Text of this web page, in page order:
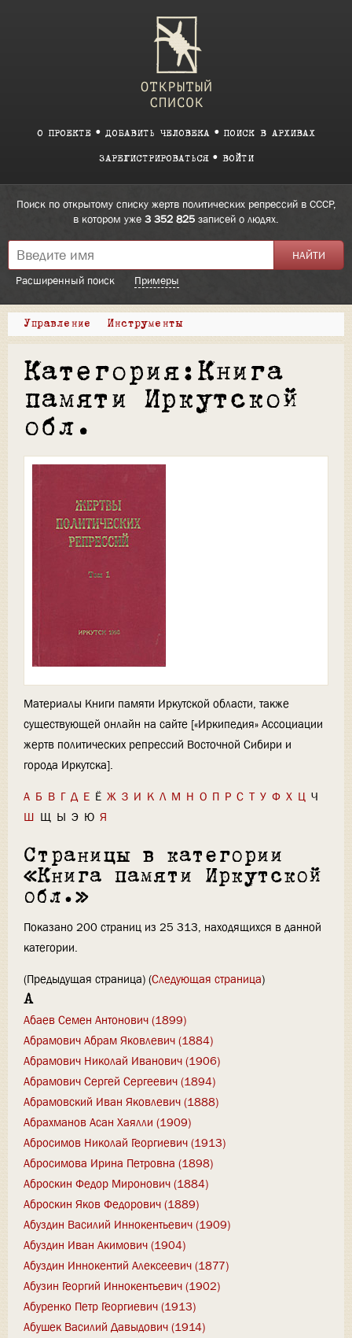
О ПРОЕКТЕ ДОБАВИТЬ ЧЕЛОВЕКА ПОИСК В АРХИВАХ
ЗАРЕГИСТРИРОВАТЬСЯ ВОЙТИ
Поиск по открытому списку жертв политических репрессий в СССР,
в котором уже 3 352 825 записей о людях.
Расширенный поиск Примеры
Управление Инструменты
Категория:Книга
памяти Иркутской
обл.
Материалы Книги памяти Иркутской области, также
существующей онлайн на сайте [«Иркипедия» Ассоциации
жертв политических репрессий Восточной Сибири и
города Иркутска].
А Б В Г Д Е Ё Ж З И К Л М Н О П Р С Т У Ф Х Ц Ч
Ш Щ Ы Э Ю Я
Страницы в категории
«Книга памяти Иркутской
обл.»
Показано 200 страниц из 25 313, находящихся в данной
категории.
(Предыдущая страница) (Следующая страница)
А
Абаев Семен Антонович (1899)
Абрамович Абрам Яковлевич (1884)
Абрамович Николай Иванович (1906)
Абрамович Сергей Сергеевич (1894)
Абрамовский Иван Яковлевич (1888)
Абрахманов Асан Хаялли (1909)
Абросимов Николай Георгиевич (1913)
Абросимова Ирина Петровна (1898)
Аброскин Федор Миронович (1884)
Аброскин Яков Федорович (1889)
Абуздин Василий Иннокентьевич (1909)
Абуздин Иван Акимович (1904)
Абуздин Иннокентий Алексеевич (1877)
Абузин Георгий Иннокентьевич (1902)
Абуренко Петр Георгиевич (1913)
Абушек Василий Давыдович (1914)